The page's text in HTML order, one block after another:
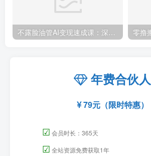
不露脸油管AI变现速成课：深挖高CPM盈利领域，零出镜打造YouTube稳定收益账号
年费合伙人
79元（限时特惠）
☑ 会员时长：365天
☑ 全站资源免费获取1年